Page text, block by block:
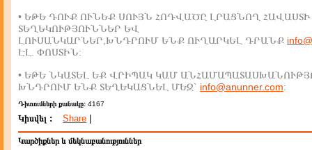
• ԵԹԵ ԴՈՒՔ ՈՒՆԵՔ ՍՈՒՅՆ ՀՈԴՎԱԾԸ ԼՐԱՑՆՈՂ ՀԱՎԱՍՏԻ
ՏԵՂԵԿՈՒԹՅՈՒՆՆԵՐ ԵՎ
ԼՈՒՍԱՆԿԱՐՆԵՐ,ԽՆԴՐՈՒՄ ԵՆՔ ՈՒՂԱՐԿԵԼ ԴՐԱՆՔ
ԷԼ. ՓՈՍՏԻՆ:
• ԵԹԵ ՆԿԱՏԵԼ ԵՔ ՎՐԻՊԱԿ ԿԱՄ
ԽՆԴՐՈՒՄ ԵՆՔ ՏԵՂԵԿԱՑՆԵԼ ՄԵԶ` info@anunner.com:
Դիտումների քանակը: 4167
Կիսվել : Share
Կարծիքներ և մեկնաբանություններ